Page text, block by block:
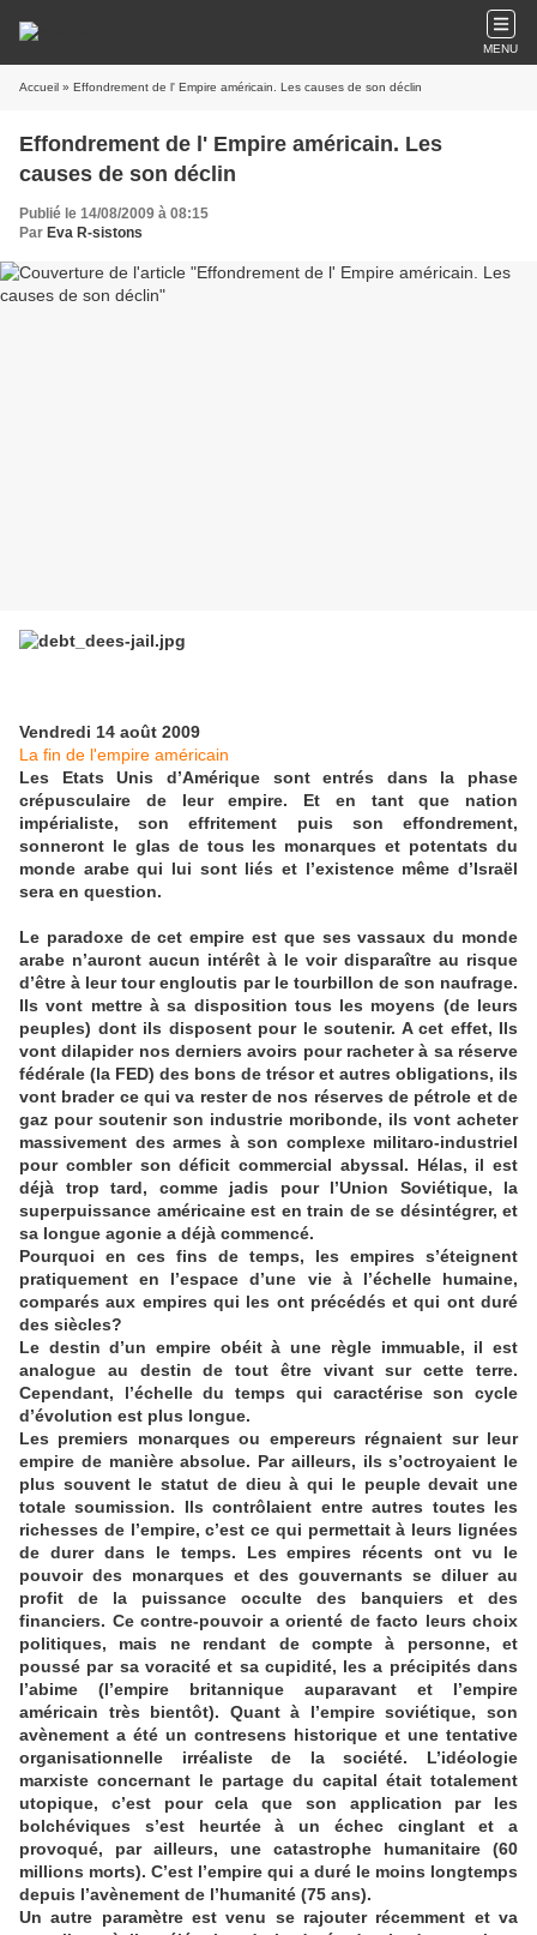
MENU
Accueil » Effondrement de l' Empire américain. Les causes de son déclin
Effondrement de l' Empire américain. Les
causes de son déclin
Publié le 14/08/2009 à 08:15
Par Eva R-sistons
Vendredi 14 août 2009
La fin de l'empire américain
Les Etats Unis d’Amérique sont entrés dans la phase
crépusculaire de leur empire. Et en tant que nation
impérialiste, son effritement puis son effondrement,
sonneront le glas de tous les monarques et potentats du
monde arabe qui lui sont liés et l’existence même d’Israël
sera en question.
Le paradoxe de cet empire est que ses vassaux du monde
arabe n’auront aucun intérêt à le voir disparaître au risque
d’être à leur tour engloutis par le tourbillon de son naufrage.
Ils vont mettre à sa disposition tous les moyens (de leurs
peuples) dont ils disposent pour le soutenir. A cet effet, Ils
vont dilapider nos derniers avoirs pour racheter à sa réserve
fédérale (la FED) des bons de trésor et autres obligations, ils
vont brader ce qui va rester de nos réserves de pétrole et de
gaz pour soutenir son industrie moribonde, ils vont acheter
massivement des armes à son complexe militaro-industriel
pour combler son déficit commercial abyssal. Hélas, il est
déjà trop tard, comme jadis pour l’Union Soviétique, la
superpuissance américaine est en train de se désintégrer, et
sa longue agonie a déjà commencé.
Pourquoi en ces fins de temps, les empires s’éteignent
pratiquement en l’espace d’une vie à l’échelle humaine,
comparés aux empires qui les ont précédés et qui ont duré
des siècles?
Le destin d’un empire obéit à une règle immuable, il est
analogue au destin de tout être vivant sur cette terre.
Cependant, l’échelle du temps qui caractérise son cycle
d’évolution est plus longue.
Les premiers monarques ou empereurs régnaient sur leur
empire de manière absolue. Par ailleurs, ils s’octroyaient le
plus souvent le statut de dieu à qui le peuple devait une
totale soumission. Ils contrôlaient entre autres toutes les
richesses de l’empire, c’est ce qui permettait à leurs lignées
de durer dans le temps. Les empires récents ont vu le
pouvoir des monarques et des gouvernants se diluer au
profit de la puissance occulte des banquiers et des
financiers. Ce contre-pouvoir a orienté de facto leurs choix
politiques, mais ne rendant de compte à personne, et
poussé par sa voracité et sa cupidité, les a précipités dans
l’abime (l’empire britannique auparavant et l’empire
américain très bientôt). Quant à l’empire soviétique, son
avènement a été un contresens historique et une tentative
organisationnelle irréaliste de la société. L’idéologie
marxiste concernant le partage du capital était totalement
utopique, c’est pour cela que son application par les
bolchéviques s’est heurtée à un échec cinglant et a
provoqué, par ailleurs, une catastrophe humanitaire (60
millions morts). C’est l’empire qui a duré le moins longtemps
depuis l’avènement de l’humanité (75 ans).
Un autre paramètre est venu se rajouter récemment et va